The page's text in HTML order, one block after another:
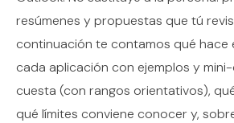
resúmenes y propuestas que tú
continuación te contamos qué hace
cada aplicación con ejemplos y
cuesta (con rangos orientativos),
qué límites conviene conocer y,